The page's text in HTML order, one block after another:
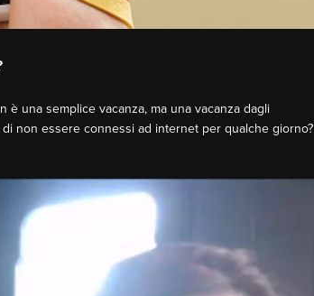
una semplice vacanza, ma una vacanza dagli
di non essere connessi ad internet per qualche giorno?